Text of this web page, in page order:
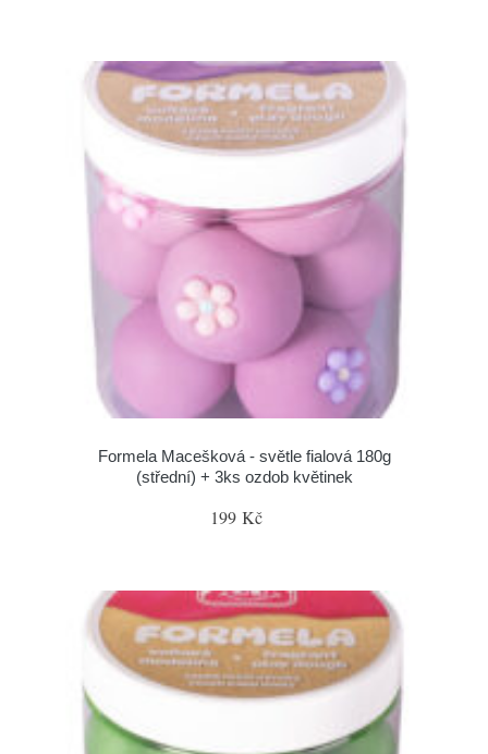
Formela Macešková - světle fialová 180g
(střední) + 3ks ozdob květinek
199 Kč